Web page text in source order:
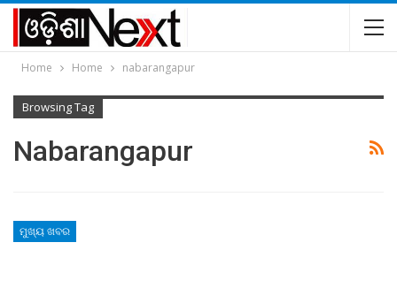
Home Home nabarangapur
Browsing Tag
Nabarangapur
ମୁଖ୍ୟ ଖବର